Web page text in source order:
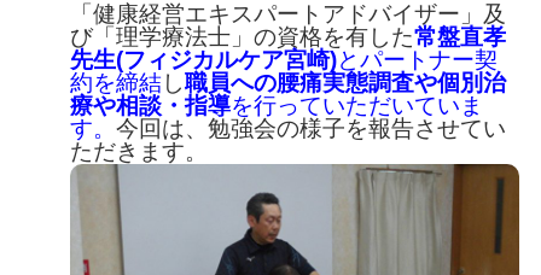
「健康経営エキスパートアドバイザー」及
び「理学療法士」の資格を有した常盤直孝
先生(フィジカルケア宮崎)とパートナー契
約を締結し職員への腰痛実態調査や個別治
療や相談・指導を行っていただいていま
す。今回は、勉強会の様子を報告させてい
ただきます。